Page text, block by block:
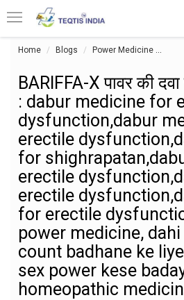
Home Blogs Power Medicine
BARIFFA-X पावर की
: dabur medicine for
dysfunction,dabur
erectile
for
erectile
erectile
for erectile
power medicine,
count badhane ke
sex power kese
homeopathic